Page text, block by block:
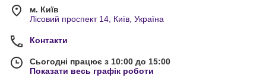
м. Київ
Лісовий проспект 14, Київ, Україна
Контакти
Сьогодні працює з 10:00 до 15:00
Показати весь графік роботи